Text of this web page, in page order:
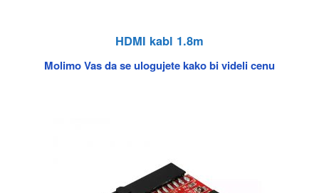
HDMI kabl 1.8m
Molimo Vas da se ulogujete kako bi videli cenu